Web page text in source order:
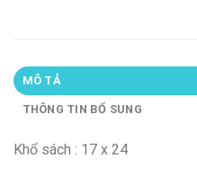
MÔ TẢ
THÔNG TIN BỔ SUNG
Khổ sách : 17 x 24